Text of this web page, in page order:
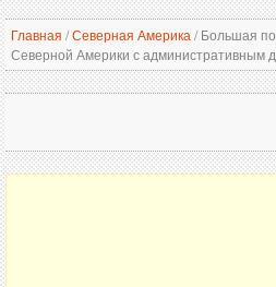
Главная /Северная Америка /Большая
Северной Америки с административным